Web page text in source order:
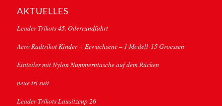
AKTUELLES
Leader Trikots 45. Oderrundfahrt
Aero Radtrikot Kinder + Erwachsene – 1 Modell-15 Groessen
Einteiler mit Nylon Nummerntasche auf dem Rücken
neue tri suit
Leader Trikots Lausitzcup 26